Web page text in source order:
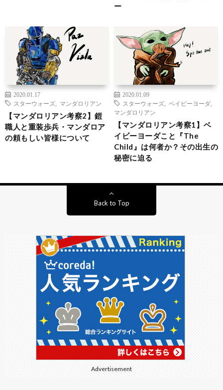
ー
2020.01.17
スターウォーズ
マンダロリアン
【マンダロリアン考察2】鎧
職人と重装歩兵・マンダロア
の頼もしい皆様について
2020.01.09
スターウォーズ
ベイビーヨーダ
マンダロリアン
【マンダロリアン考察1】ベ
イビーヨーダこと『The
Child』は何者か？その出生の
秘密に迫る
Back to Top
Advertisement